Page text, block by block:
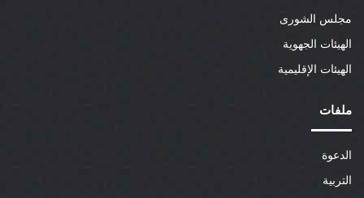
مجلس الشورى
الهيئات الجهوية
الهيئات الإقليمية
ملفات
الدعوة
التربية